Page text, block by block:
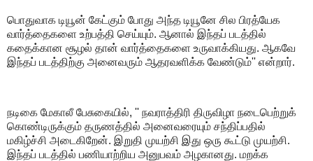
பொதுவாக டியூன் கேட்கும் போது அந்த டியூனே சில பிரத்யேக
வார்த்தைகளை உற்பத்தி செய்யும். ஆனால் இந்தப் படத்தில்
கதைக்கான சூழல் தான் வார்த்தைகளை உருவாக்கியது. ஆகவே
இந்தப் படத்திற்கு அனைவரும் ஆதரவளிக்க வேண்டும்'' என்றார்.
நடிகை மேகாலீ பேசுகையில், '' நவராத்திரி திருவிழா நடைபெற்றுக்
கொண்டிருக்கும் தருணத்தில் அனைவரையும் சந்திப்பதில்
மகிழ்ச்சி அடைகிறேன். இறுதி முயற்சி இது ஒரு கூட்டு முயற்சி.
இந்தப் படத்தில் பணியாற்றிய அனுபவம் அழகானது. மறக்க